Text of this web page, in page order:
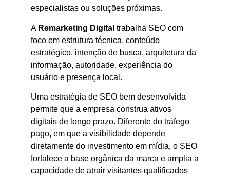
especialistas ou soluções próximas.
A Remarketing Digital trabalha SEO com
foco em estrutura técnica, conteúdo
estratégico, intenção de busca, arquitetura da
informação, autoridade, experiência do
usuário e presença local.
Uma estratégia de SEO bem desenvolvida
permite que a empresa construa ativos
digitais de longo prazo. Diferente do tráfego
pago, em que a visibilidade depende
diretamente do investimento em mídia, o SEO
fortalece a base orgânica da marca e amplia a
capacidade de atrair visitantes qualificados